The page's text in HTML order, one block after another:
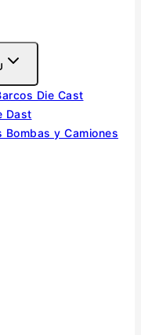
Die Cast
Dast
y Camiones